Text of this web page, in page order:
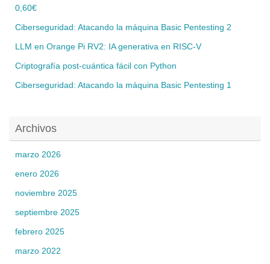
0,60€
Ciberseguridad: Atacando la máquina Basic Pentesting 2
LLM en Orange Pi RV2: IA generativa en RISC-V
Criptografía post-cuántica fácil con Python
Ciberseguridad: Atacando la máquina Basic Pentesting 1
Archivos
marzo 2026
enero 2026
noviembre 2025
septiembre 2025
febrero 2025
marzo 2022